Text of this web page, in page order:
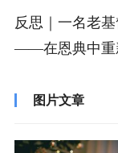
反思｜一名老
——在恩典中重
图片文章